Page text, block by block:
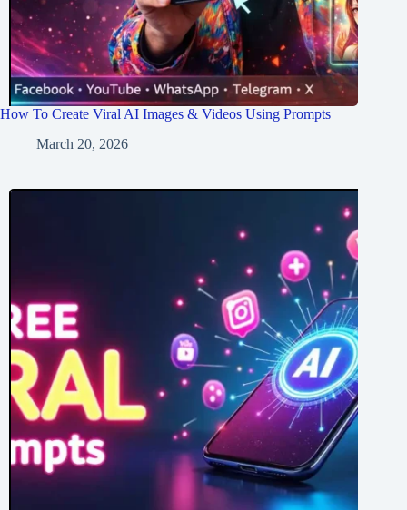
How To Create Viral AI Images & Videos Using Prompts
March 20, 2026